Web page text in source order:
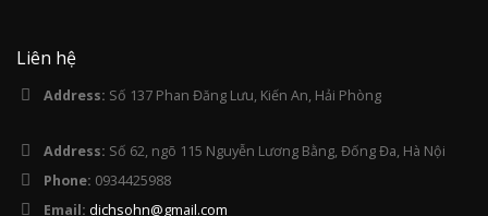
Liên hệ
Address: Số 137 Phan Đăng Lưu, Kiến An, Hải Phòng
Address: Số 62, ngõ 115 Nguyễn Lương Bằng, Đống Đa, Hà Nội
Phone: 0934425988
Email: dichsohn@gmail.com